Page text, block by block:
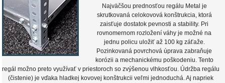
Najväčšou prednosťou regálu Metal je
skrutkovaná celokovová konštrukcia, ktorá
zaisťuje dostatok pevnosti a stability. Pri
rovnomernom rozložení váhy je možné na
jednu policu uložiť až 100 kg záťaže.
Pozinkovaná povrchová úprava zabraňuje
korózii a mechanickému poškodeniu. Tento
regál možno preto využívať v priestoroch so zvýšenou vlhkosťou. Údržba regálu
(čistenie) je vďaka hladkej kovovej konštrukcii veľmi jednoduchá. Aj napriek